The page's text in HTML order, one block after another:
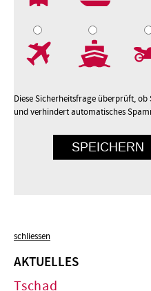
Diese Sicherheitsfrage überprüft,
und verhindert automatisches
schliessen
AKTUELLES
Tschad